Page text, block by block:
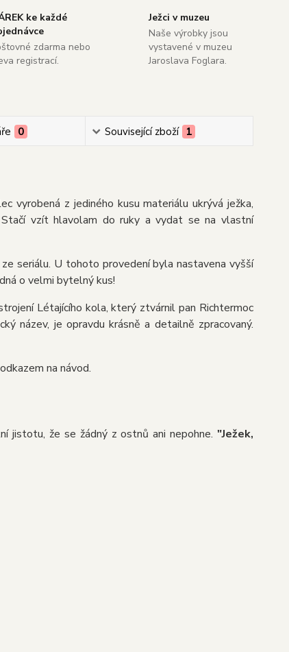
ke každé
zdarma nebo
registrací.
Ježci v muzeu
Naše výrobky jsou
vystavené v muzeu
Jaroslava Foglara.
0 Související zboží 1
vyrobená z jediného kusu materiálu ukrývá ježka,
vzít hlavolam do ruky a vydat se na vlastní
seriálu. U tohoto provedení byla nastavena vyšší
o velmi bytelný kus!
Létajícího kola, který ztvárnil pan Richtermoc
název, je opravdu krásně a detailně zpracovaný.
na návod.
jistotu, že se žádný z ostnů ani nepohne. "Ježek,